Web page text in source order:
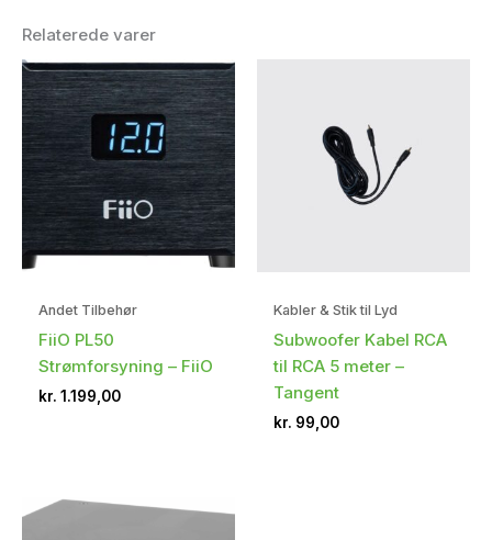
Relaterede varer
Andet Tilbehør
FiiO PL50
Strømforsyning – FiiO
kr. 1.199,00
Kabler & Stik til Lyd
Subwoofer Kabel RCA
til RCA 5 meter –
Tangent
kr. 99,00